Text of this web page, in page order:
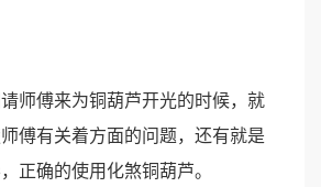
傅来为铜葫芦开光的时候，就
傅有关着方面的问题，还有就是
正确的使用化煞铜葫芦。